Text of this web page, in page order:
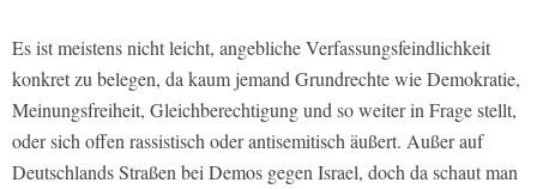
Es ist meistens nicht leicht, angebliche Verfassungsfeindlichkeit
konkret zu belegen, da kaum jemand Grundrechte wie Demokratie,
Meinungsfreiheit, Gleichberechtigung und so weiter in Frage stellt,
oder sich offen rassistisch oder antisemitisch äußert. Außer auf
Deutschlands Straßen bei Demos gegen Israel, doch da schaut man